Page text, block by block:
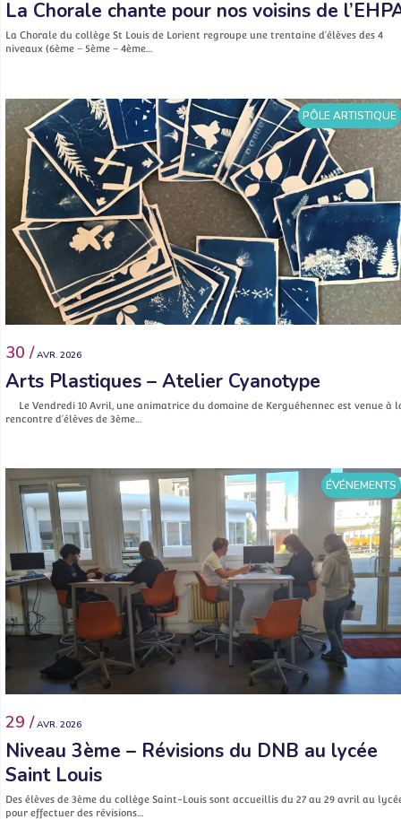
La Chorale chante pour nos voisins de
La Chorale du collège St Louis de Lorient regroupe une trentaine d’élèves des 4
niveaux (6ème – 5ème – 4ème…
PÔLE ARTISTIQUE
30 / AVR. 2026
Arts Plastiques – Atelier Cyanotype
Le Vendredi 10 Avril, une animatrice du domaine de Kerguéhennec est venue à
rencontre d’élèves de 3ème…
ÉVÉNEMENTS
29 / AVR. 2026
Niveau 3ème – Révisions du DNB au lycée
Saint Louis
Des élèves de 3ème du collège Saint-Louis sont accueillis du 27 au 29 avril au
pour effectuer des révisions…